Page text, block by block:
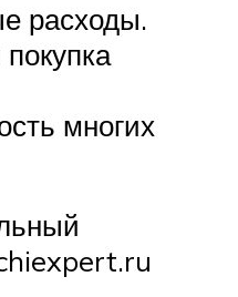
расходы.
многих